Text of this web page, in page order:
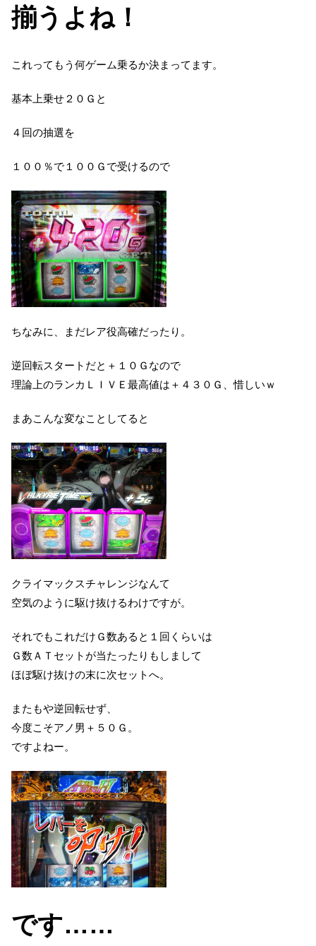
揃うよね！
これってもう何ゲーム乗るか決まってます。
基本上乗せ２０Ｇと
４回の抽選を
１００％で１００Ｇで受けるので
ちなみに、まだレア役高確だったり。
逆回転スタートだと＋１０Ｇなので
理論上のランカＬＩＶＥ最高値は＋４３０Ｇ、惜しいｗ
まあこんな変なことしてると
クライマックスチャレンジなんて
空気のように駆け抜けるわけですが。
それでもこれだけＧ数あると１回くらいは
Ｇ数ＡＴセットが当たったりもしまして
ほぼ駆け抜けの末に次セットへ。
またもや逆回転せず、
今度こそアノ男＋５０Ｇ。
ですよねー。
です……